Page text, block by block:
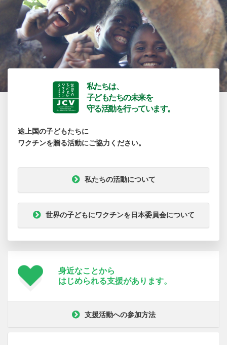
私たちは、
子どもたちの未来を
守る活動を行っています。
途上国の子どもたちに
ワクチンを贈る活動にご協力ください。
私たちの活動について
世界の子どもにワクチンを日本委員会について
身近なことから
はじめられる支援があります。
支援活動への参加方法